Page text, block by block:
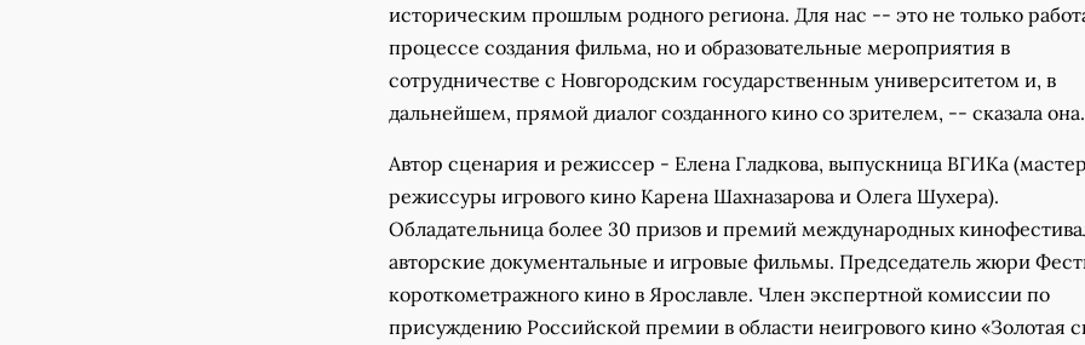
историческим прошлым родного региона. Для нас -- это не только
процессе создания фильма, но и образовательные мероприятия в
сотрудничестве с Новгородским государственным университетом и, в
дальнейшем, прямой диалог созданного кино со зрителем, -- сказала она.
Автор сценария и режиссер - Елена Гладкова, выпускница ВГИКа
режиссуры игрового кино Карена Шахназарова и Олега Шухера).
Обладательница более 30 призов и премий международных
авторские документальные и игровые фильмы. Председатель жюри
короткометражного кино в Ярославле. Член экспертной комиссии по
присуждению Российской премии в области неигрового кино «Золотая